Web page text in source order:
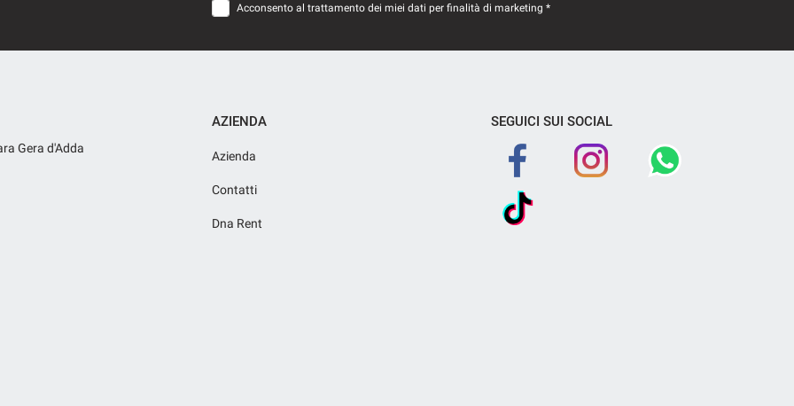
Acconsento al trattamento dei miei dati per finalità di marketing *
Gera d'Adda
AZIENDA
Azienda
Contatti
Dna Rent
SEGUICI SUI SOCIAL